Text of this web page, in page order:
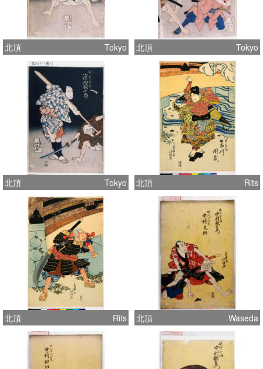
北頂 Tokyo 北頂 Tokyo
北頂 Tokyo 北頂 Rits
北頂 Rits 北頂 Waseda